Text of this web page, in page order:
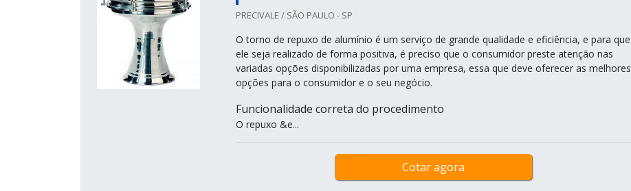
PRECIVALE / SÃO PAULO - SP
O torno de repuxo de alumínio é um serviço de grande qualidade e eficiência, e para que
ele seja realizado de forma positiva, é preciso que o consumidor preste atenção nas
variadas opções disponibilizadas por uma empresa, essa que deve oferecer as melhores
opções para o consumidor e o seu negócio.
Funcionalidade correta do procedimento
O repuxo &e...
Cotar agora